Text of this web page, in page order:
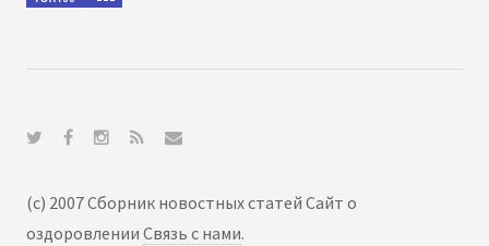
(c) 2007 Сборник новостных статей Сайт о
оздоровлении Связь с нами.